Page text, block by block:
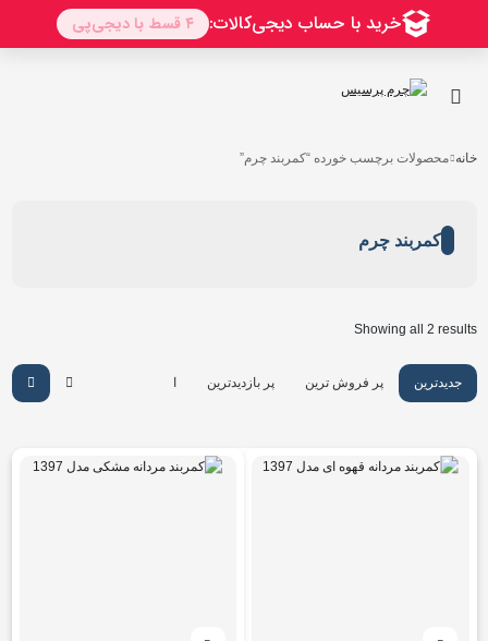
خانه محصولات برچسب خورده “کمربند چرم”
کمربند چرم
Showing all 2 results
پر فروش ترین پر بازدیدترین جدیدترین گرانترین